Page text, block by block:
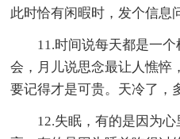
此时恰有闲暇时，发个信息
11.时间说每天都是一
会，月儿说思念最让人憔悴
要记得才是可贵。天冷了，
12.失眠，有的是因为